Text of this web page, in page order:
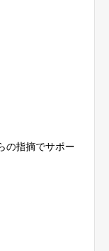
の指摘でサポー